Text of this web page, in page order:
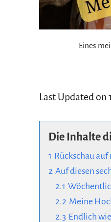
Eines
Last Updated on
Die Inhalte
1 Rückschau
2 Auf diesen
2.1
2.2 Meine
2.3 Endlich